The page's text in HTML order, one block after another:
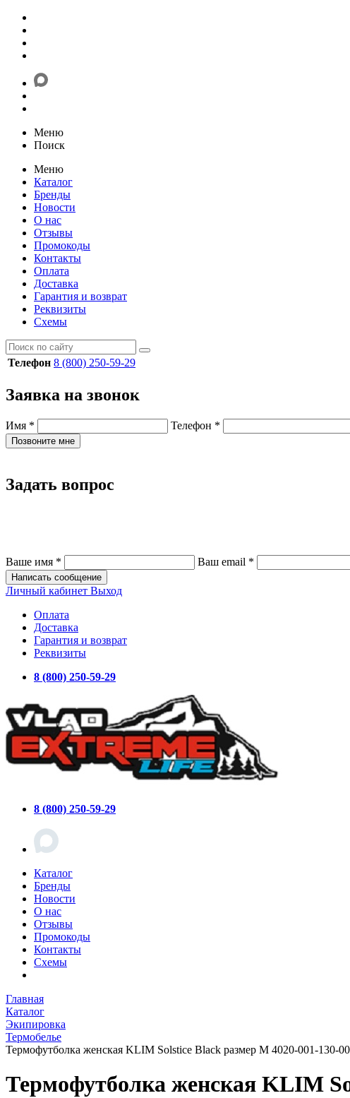
Меню
Поиск
Меню
Каталог
Бренды
Новости
О нас
Отзывы
Промокоды
Контакты
Оплата
Доставка
Гарантия и возврат
Реквизиты
Схемы
Телефон 8 (800) 250-59-29
Заявка на звонок
Имя * Телефон *
Позвоните мне
Задать вопрос
Ваше имя * Ваш email *
Написать сообщение
Личный кабинет Выход
Оплата
Доставка
Гарантия и возврат
Реквизиты
8 (800) 250-59-29
8 (800) 250-59-29
Каталог
Бренды
Новости
О нас
Отзывы
Промокоды
Контакты
Схемы
Главная
Каталог
Экипировка
Термобелье
Термофутболка женская KLIM Solstice Black размер M 4020-001-130-
Термофутболка женская KLIM